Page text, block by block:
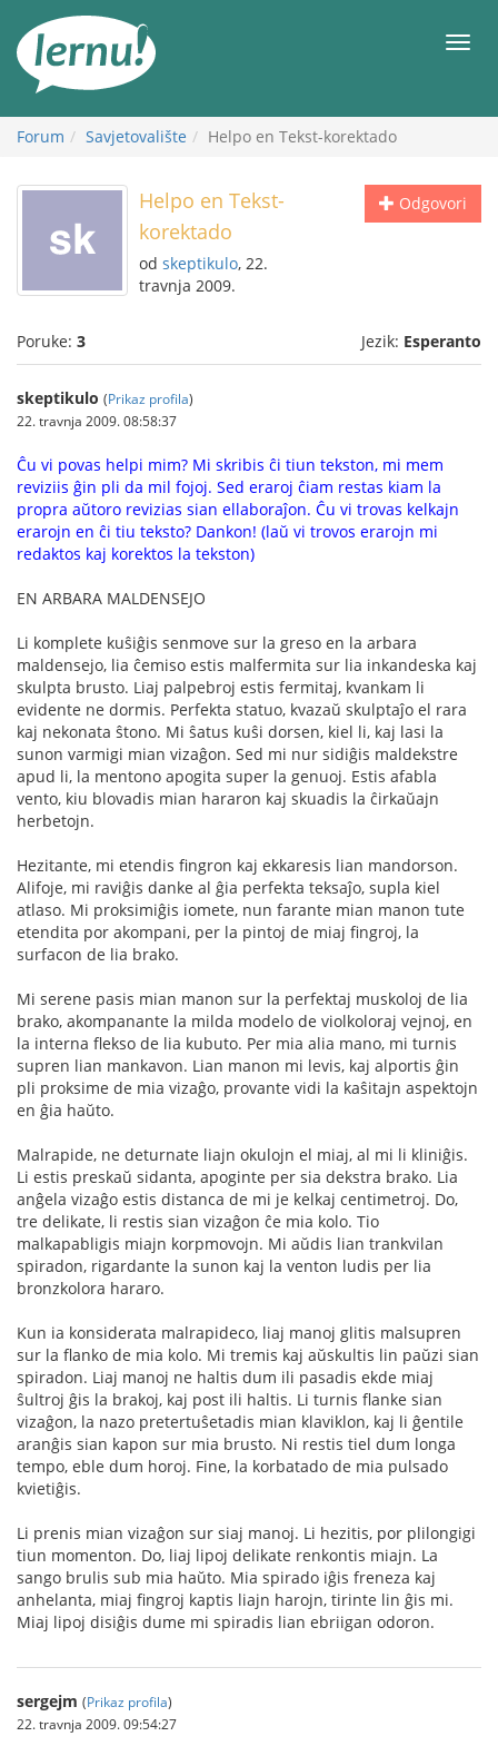
Meni
Forum Savjetovalište Helpo en Tekst-korektado
Odgovori
Helpo en Tekst-
korektado
od skeptikulo, 22.
travnja 2009.
Poruke: 3 Jezik: Esperanto
skeptikulo (Prikaz profila)
22. travnja 2009. 08:58:37
Ĉu vi povas helpi mim? Mi skribis ĉi tiun tekston, mi mem
reviziis ĝin pli da mil fojoj. Sed eraroj ĉiam restas kiam la
propra aŭtoro revizias sian ellaboraĵon. Ĉu vi trovas kelkajn
erarojn en ĉi tiu teksto? Dankon! (laŭ vi trovos erarojn mi
redaktos kaj korektos la tekston)
EN ARBARA MALDENSEJO
Li komplete kuŝiĝis senmove sur la greso en la arbara
maldensejo, lia ĉemiso estis malfermita sur lia inkandeska kaj
skulpta brusto. Liaj palpebroj estis fermitaj, kvankam li
evidente ne dormis. Perfekta statuo, kvazaŭ skulptaĵo el rara
kaj nekonata ŝtono. Mi ŝatus kuŝi dorsen, kiel li, kaj lasi la
sunon varmigi mian vizaĝon. Sed mi nur sidiĝis maldekstre
apud li, la mentono apogita super la genuoj. Estis afabla
vento, kiu blovadis mian hararon kaj skuadis la ĉirkaŭajn
herbetojn.
Hezitante, mi etendis fingron kaj ekkaresis lian mandorson.
Alifoje, mi raviĝis danke al ĝia perfekta teksaĵo, supla kiel
atlaso. Mi proksimiĝis iomete, nun farante mian manon tute
etendita por akompani, per la pintoj de miaj fingroj, la
surfacon de lia brako.
Mi serene pasis mian manon sur la perfektaj muskoloj de lia
brako, akompanante la milda modelo de violkoloraj vejnoj, en
la interna flekso de lia kubuto. Per mia alia mano, mi turnis
supren lian mankavon. Lian manon mi levis, kaj alportis ĝin
pli proksime de mia vizaĝo, provante vidi la kaŝitajn aspektojn
en ĝia haŭto.
Malrapide, ne deturnate liajn okulojn el miaj, al mi li kliniĝis.
Li estis preskaŭ sidanta, apoginte per sia dekstra brako. Lia
anĝela vizaĝo estis distanca de mi je kelkaj centimetroj. Do,
tre delikate, li restis sian vizaĝon ĉe mia kolo. Tio
malkapabligis miajn korpmovojn. Mi aŭdis lian trankvilan
spiradon, rigardante la sunon kaj la venton ludis per lia
bronzkolora hararo.
Kun ia konsiderata malrapideco, liaj manoj glitis malsupren
sur la flanko de mia kolo. Mi tremis kaj aŭskultis lin paŭzi sian
spiradon. Liaj manoj ne haltis dum ili pasadis ekde miaj
ŝultroj ĝis la brakoj, kaj post ili haltis. Li turnis flanke sian
vizaĝon, la nazo pretertuŝetadis mian klaviklon, kaj li ĝentile
aranĝis sian kapon sur mia brusto. Ni restis tiel dum longa
tempo, eble dum horoj. Fine, la korbatado de mia pulsado
kvietiĝis.
Li prenis mian vizaĝon sur siaj manoj. Li hezitis, por plilongigi
tiun momenton. Do, liaj lipoj delikate renkontis miajn. La
sango brulis sub mia haŭto. Mia spirado iĝis freneza kaj
anhelanta, miaj fingroj kaptis liajn harojn, tirinte lin ĝis mi.
Miaj lipoj disiĝis dume mi spiradis lian ebriigan odoron.
sergejm (Prikaz profila)
22. travnja 2009. 09:54:27